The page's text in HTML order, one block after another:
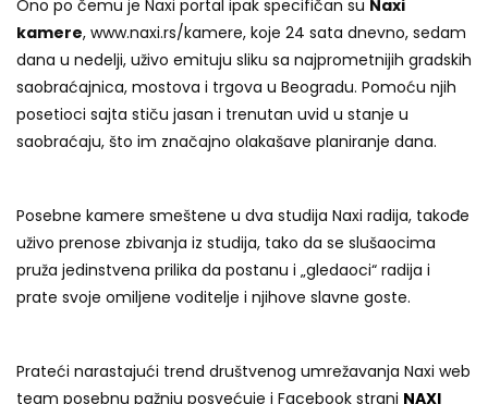
Ono po čemu je Naxi portal ipak specifičan su Naxi
kamere, www.naxi.rs/kamere, koje 24 sata dnevno, sedam
dana u nedelji, uživo emituju sliku sa najprometnijih gradskih
saobraćajnica, mostova i trgova u Beogradu. Pomoću njih
posetioci sajta stiču jasan i trenutan uvid u stanje u
saobraćaju, što im značajno olakašave planiranje dana.
Posebne kamere smeštene u dva studija Naxi radija, takođe
uživo prenose zbivanja iz studija, tako da se slušaocima
pruža jedinstvena prilika da postanu i „gledaoci“ radija i
prate svoje omiljene voditelje i njihove slavne goste.
Prateći narastajući trend društvenog umrežavanja Naxi web
team posebnu pažnju posvećuje i Facebook strani NAXI